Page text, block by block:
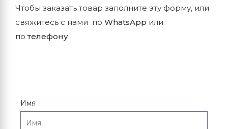
Чтобы заказать товар заполните эту форму, или
свяжитесь с нами по WhatsApp или
потелефону
Имя